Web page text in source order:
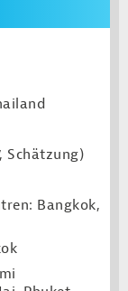
Schätzung)
Bangkok,